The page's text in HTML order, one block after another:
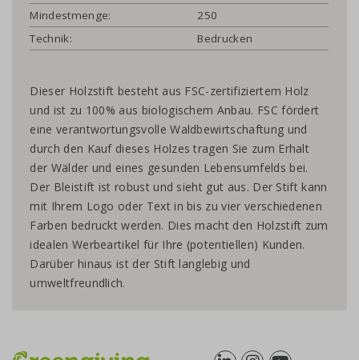
Mindestmenge:
250
Technik:
Bedrucken
Dieser Holzstift besteht aus FSC-zertifiziertem Holz
und ist zu 100% aus biologischem Anbau. FSC fördert
eine verantwortungsvolle Waldbewirtschaftung und
durch den Kauf dieses Holzes tragen Sie zum Erhalt
der Wälder und eines gesunden Lebensumfelds bei.
Der Bleistift ist robust und sieht gut aus. Der Stift kann
mit Ihrem Logo oder Text in bis zu vier verschiedenen
Farben bedruckt werden. Dies macht den Holzstift zum
idealen Werbeartikel für Ihre (potentiellen) Kunden.
Darüber hinaus ist der Stift langlebig und
umweltfreundlich.